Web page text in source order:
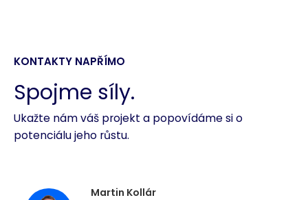
KONTAKTY NAPŘÍMO
Spojme síly.
Ukažte nám váš projekt a popovídáme si o
potenciálu jeho růstu.
Martin Kollár